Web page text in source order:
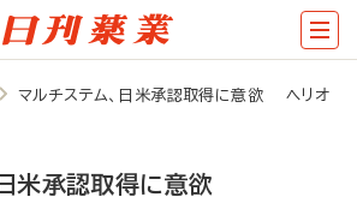
マルチステム、日米承認取得に意欲 ヘリオ
米承認取得に意欲